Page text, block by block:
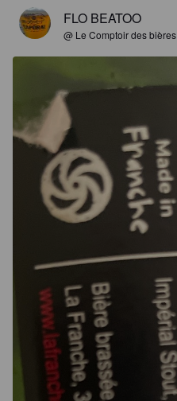
FLO BEATOO
@ Le Comptoir des bières